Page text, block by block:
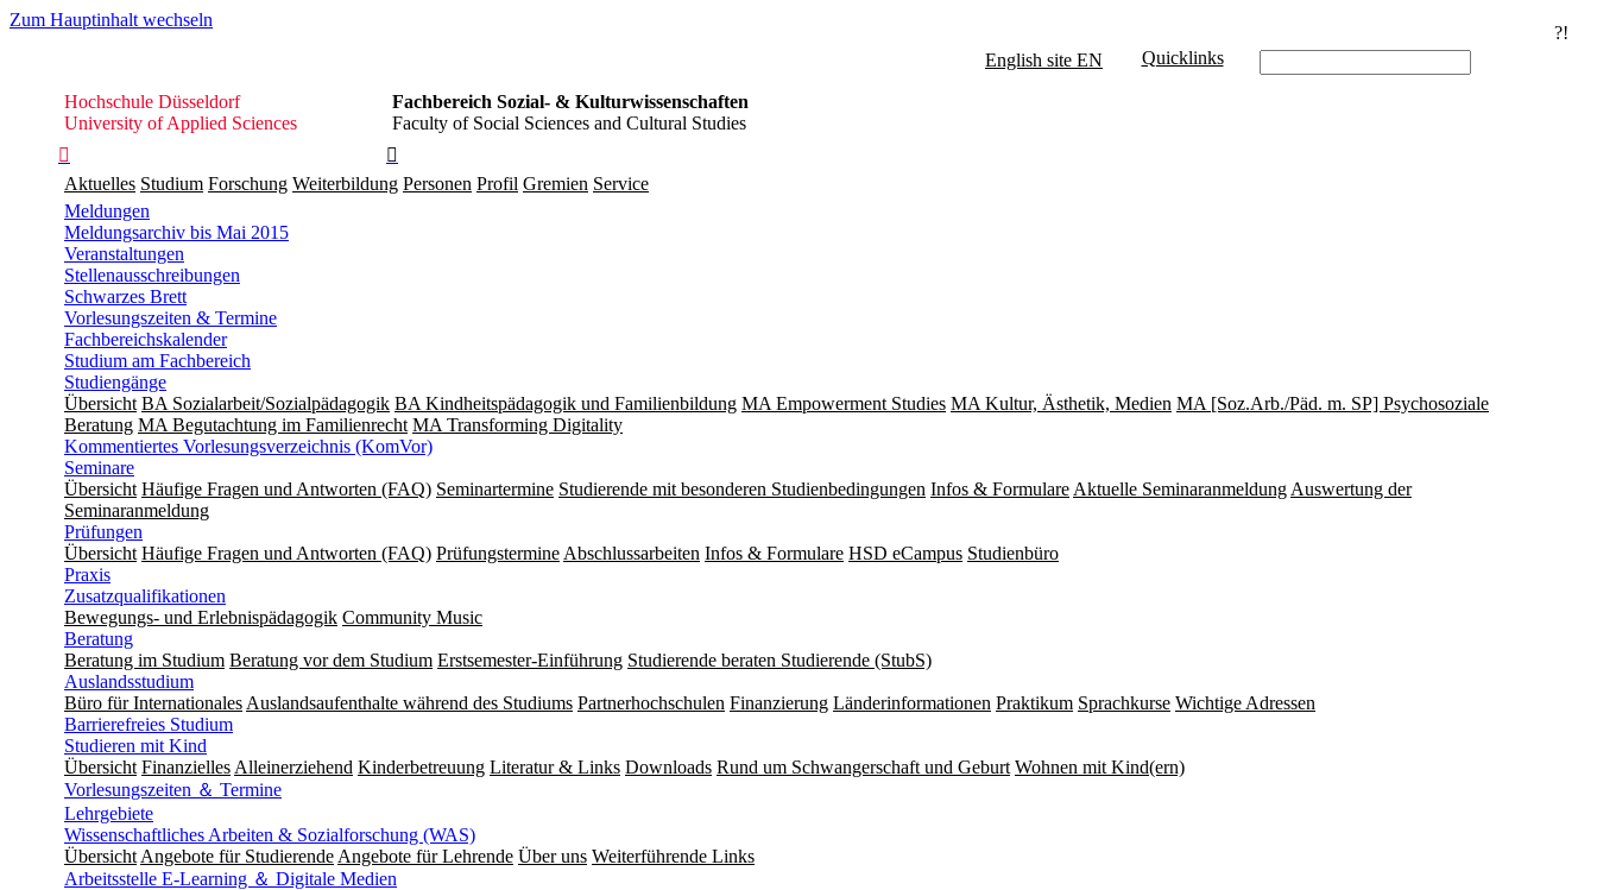
Zum Hauptinhalt wechseln
?!
Hochschule
Düsseldorf
Hochschule Düsseldorf
University of Applied Sciences
Fachbereich Sozial- & Kulturwissenschaften
Faculty of Social Sciences and Cultural Studies


English site EN Quicklinks
Aktuelles Studium Forschung Weiterbildung Personen Profil Gremien Service
Meldungen
Meldungsarchiv bis Mai 2015
Veranstaltungen
Stellenausschreibungen
Schwarzes Brett
Vorlesungszeiten & Termine
Fachbereichskalender
Studium am Fachbereich
Studiengänge
Übersicht BA Sozialarbeit/Sozialpädagogik BA Kindheitspädagogik und Familienbildung MA Empowerment Studies MA Kultur, Ästhetik, Medien MA [Soz.Arb./Päd. m. SP] Psychosoziale
Beratung MA Begut­ach­tung im Fami­lien­recht MA Transforming Digitality
Kommentiertes Vorlesungsverzeichnis (KomVor)
Seminare
Übersicht Häufige Fragen und Antworten (FAQ) Seminartermine Studierende mit besonderen Studienbedingungen Infos & Formulare Aktuelle Seminaranmeldung Auswertung der
Seminaranmeldung
Prüfungen
Übersicht Häufige Fragen und Antworten (FAQ) Prüfungstermine Abschlussarbeiten Infos & Formulare HSD eCampus Studienbüro
Praxis
Zusatzqualifikationen
Bewegungs- und Erlebnispädagogik Community Music
Beratung
Beratung im Studium Beratung vor dem Studium Erstsemester-Einführung Studierende beraten Studierende (StubS)
Auslandsstudium
Büro für Internationales Auslandsaufenthalte während des Studiums Partnerhochschulen Finanzierung Länderinformationen Praktikum Sprachkurse Wichtige Adressen
Barrierefreies Studium
Studieren mit Kind
Übersicht Finanzielles Alleinerziehend Kinderbetreuung Literatur & Links Downloads Rund um Schwangerschaft und Geburt Wohnen mit Kind(ern)
Vorlesungszeiten ＆ Termine
Lehrgebiete
Wissenschaftliches Arbeiten & Sozialforschung (WAS)
Übersicht Angebote für Studierende Angebote für Lehrende Über uns Weiterführende Links
Arbeitsstelle E-Learning ＆ Digitale Medien